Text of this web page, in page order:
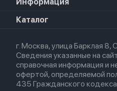
Apple Watch Ultra 3
Apple Watch Ultra
Airpods Pro 2
Airpods Max
Airpods 2
Airpods (1-е)
HomePod mini
AirTag
Для iPhone
Для Apple Watch
О магазине
Политика
Оплата и доставка
Партнерская программа
Гарантия
Обмен и возврат
Каталог
Новые поступления
Популярное
Акции
г. Москва, улица Барклая 8,
Сведения указанные на
справочная информация и
офертой, определяемой
435 Гражданского